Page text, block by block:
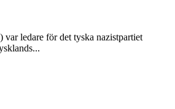
ledare för det tyska nazistpartiet